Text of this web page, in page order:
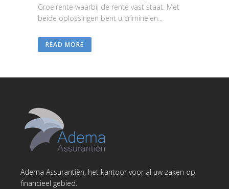
Groeirente waarbij de rente vast staat. Met
beide oplossingen bent u criminelen...
READ MORE
Adema Assurantiën, het kantoor voor al uw zaken op
financieel gebied.